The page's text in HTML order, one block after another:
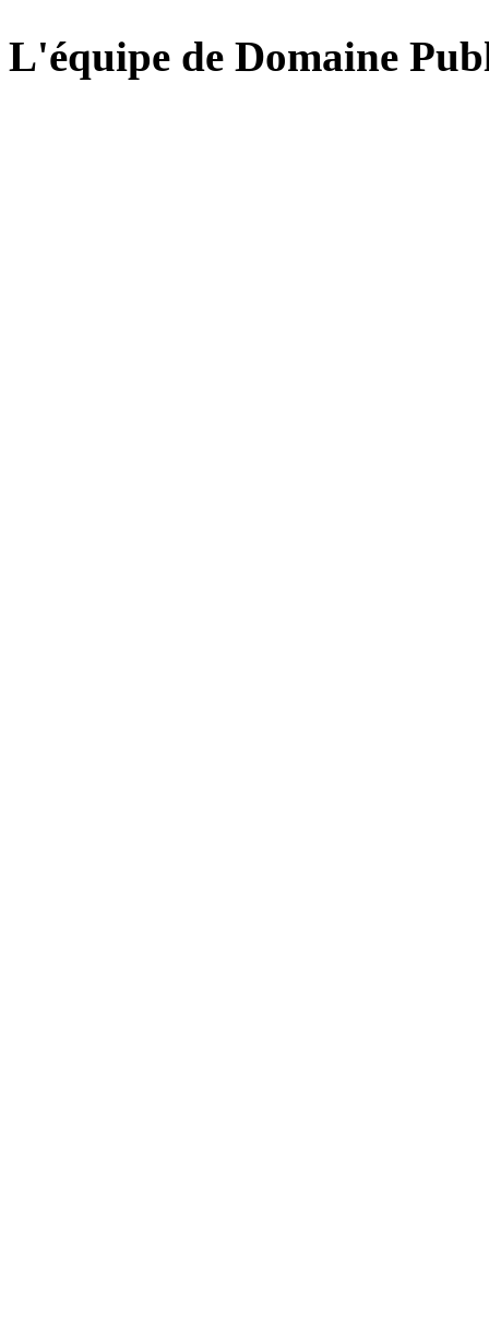
L'équipe de Domaine